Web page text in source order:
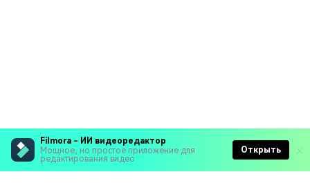
Filmora - ИИ видеоредактор
Мощное, но простое приложение для
редактирования видео
Открыть